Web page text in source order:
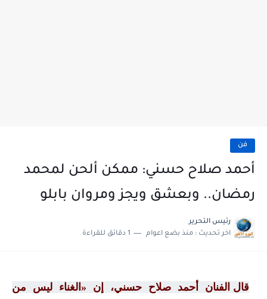
فن
أحمد صلاح حسني: ممكن ألحن لمحمد
رمضان.. وبعشق ويجز ومروان بابلو
رئيس التحرير
اخر تحديث : منذ بضع اعوام 1 دقائق للقراءة
قال الفنان أحمد صلاح حسني، إن «الغناء ليس من